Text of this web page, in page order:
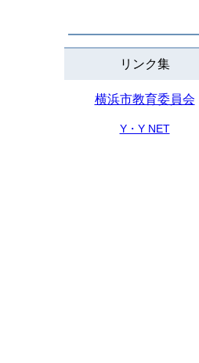
リンク集
横浜市教育委員会
Y・Y NET